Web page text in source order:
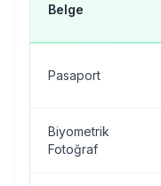
Belge
Pasaport
Biyometrik
Fotoğraf